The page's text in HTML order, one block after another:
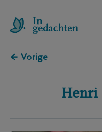
← Vorige
Henri